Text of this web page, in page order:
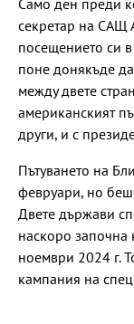
секретар на САЩ
посещението си
поне донякъде
между двете
американският
други, и с
Пътуването на
февруари, но
Двете държави
наскоро започна
ноември 2024 г.
кампания на